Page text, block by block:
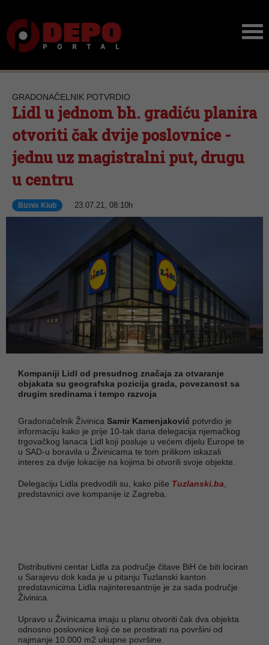
GRADONAČELNIK POTVRDIO
Lidl u jednom bh. gradiću planira
otvoriti čak dvije poslovnice -
jednu uz magistralni put, drugu
u centru
Biznis Klub 23.07.21, 08:10h
Kompaniji Lidl od presudnog značaja za otvaranje
objakata su geografska pozicija grada, povezanost sa
drugim sredinama i tempo razvoja
Gradonačelnik Živinica Samir Kamenjaković potvrdio je
informaciju kako je prije 10-tak dana delegacija njemačkog
trgovačkog lanaca Lidl koji posluje u većem dijelu Europe te
u SAD-u boravila u Živinicama te tom prilikom iskazali
interes za dvije lokacije na kojima bi otvorili svoje objekte.
Delegaciju Lidla predvodili su, kako piše Tuzlanski.ba
predstavnici ove kompanije iz Zagreba.
Distributivni centar Lidla za područje čitave BiH će biti lociran
u Sarajevu dok kada je u pitanju Tuzlanski kanton
predstavnicima Lidla najinteresantnije je za sada područje
Živinica.
Upravo u Živinicama imaju u planu otvoriti čak dva objekta
odnosno poslovnice koji će se prostirati na površini od
najmanje 10.000 m2 ukupne površine.